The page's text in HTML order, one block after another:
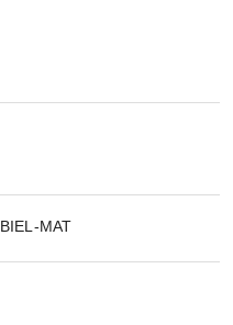
MAT